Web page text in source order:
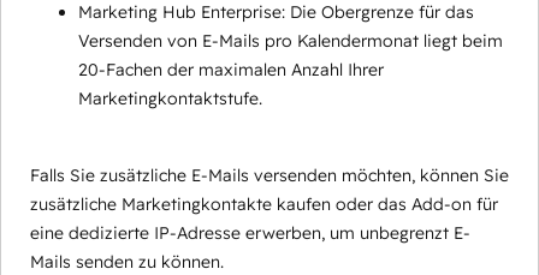
Marketing Hub Enterprise: Die Obergrenze für das
Versenden von E-Mails pro Kalendermonat liegt beim
20-Fachen der maximalen Anzahl Ihrer
Marketingkontaktstufe.
Falls Sie zusätzliche E-Mails versenden möchten, können Sie
zusätzliche Marketingkontakte kaufen oder das Add-on für
eine dedizierte IP-Adresse erwerben, um unbegrenzt E-
Mails senden zu können.